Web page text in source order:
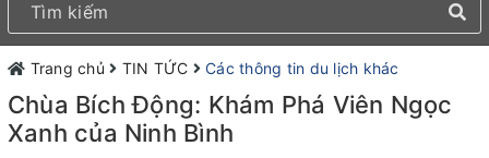
Trang chủ TIN TỨC Các thông tin du lịch khác
Chùa Bích Động: Khám Phá Viên Ngọc
Xanh của Ninh Bình